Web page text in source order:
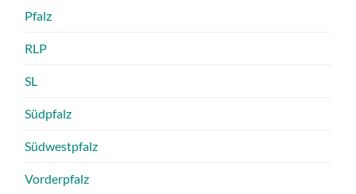
Pfalz
RLP
SL
Südpfalz
Südwestpfalz
Vorderpfalz